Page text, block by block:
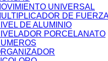
UNIVERSAL
DE
DE ALUMINIO
PORCELANATO